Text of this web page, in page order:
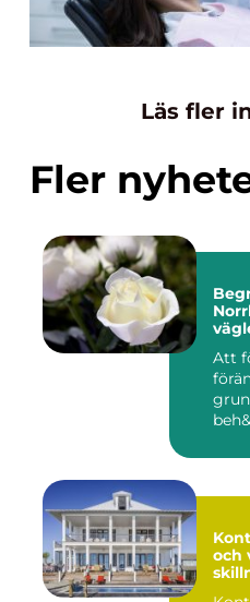
Läs fler
Fler
Att
och